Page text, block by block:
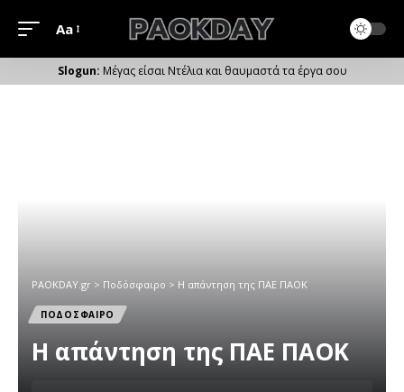
Μέγεθος
Γραμματοσειράς
Aa
Μέγας είσαι Ντέλια και θαυμαστά τα έργα σου
PAOKDAY.gr > Ποδόσφαιρο > Η απάντηση της ΠΑΕ ΠΑΟΚ
ΠΟΔΟΣΦΑΙΡΟ
Η απάντηση της ΠΑΕ ΠΑΟΚ